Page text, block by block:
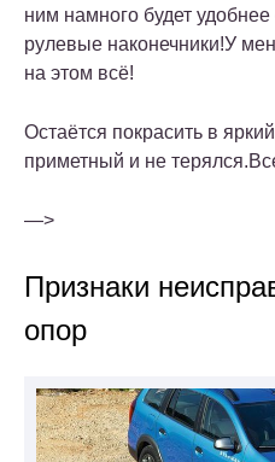
ним намного будет
рулевые наконечники!У
на этом всё!
Остаётся покрасить в
приметный и не
—>
Признаки
опор